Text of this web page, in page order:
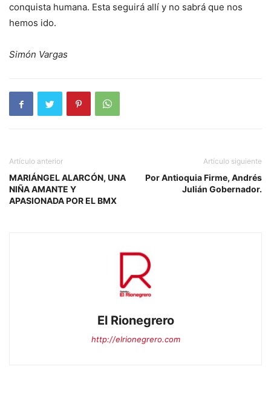
conquista humana. Esta seguirá allí y no sabrá que nos
hemos ido.
Simón Vargas
Artículo anterior
MARIÁNGEL ALARCÓN, UNA
NIÑA AMANTE Y
APASIONADA POR EL BMX
Artículo siguiente
Por Antioquia Firme, Andrés
Julián Gobernador.
El Rionegrero
http://elrionegrero.com